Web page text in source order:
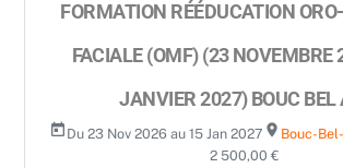
FORMATION RÉÉDUCATION
FACIALE (OMF) (23 NOVEMBRE
JANVIER 2027) BOUC BEL
today Du 23 Nov 2026 au 15 Jan 2027 room Bouc-
2 500,00 €